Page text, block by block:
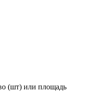
(шт) или площадь